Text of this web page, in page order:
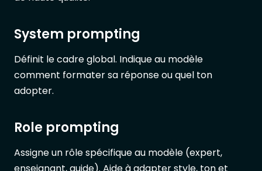
System prompting
Définit le cadre global. Indique au modèle
comment formater sa réponse ou quel ton
adopter.
Role prompting
Assigne un rôle spécifique au modèle (expert,